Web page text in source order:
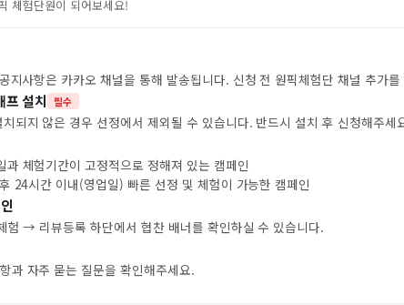
체험단원이 되어보세요!
지사항은 카카오 채널을 통해 발송됩니다. 신청 전 원픽체험단 채널 추가
프 설치 필수
되지 않은 경우 선정에서 제외될 수 있습니다. 반드시 설치 후 신청해주세
과 체험기간이 고정적으로 정해져 있는 캠페인
24시간 이내(영업일) 빠른 선정 및 체험이 가능한 캠페인
→ 리뷰등록 하단에서 협찬 배너를 확인하실 수 있습니다.
과 자주 묻는 질문을 확인해주세요.